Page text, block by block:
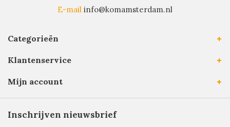
E-mail info@komamsterdam.nl
Categorieën
Klantenservice
Mijn account
Inschrijven nieuwsbrief